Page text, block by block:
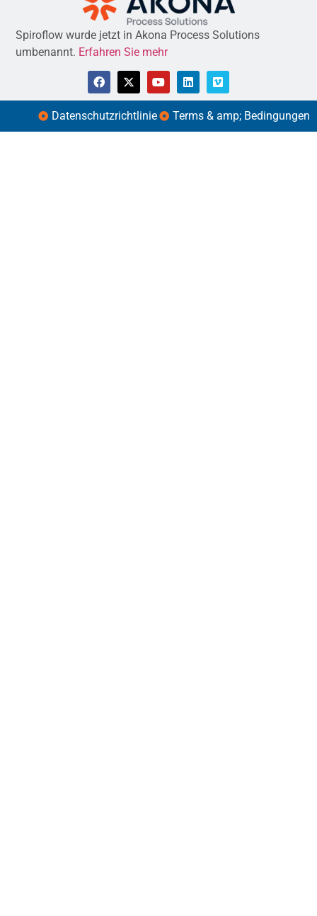
Spiroflow wurde jetzt in Akona Process Solutions
umbenannt. Erfahren Sie mehr
Datenschutzrichtlinie Terms & amp; Bedingungen